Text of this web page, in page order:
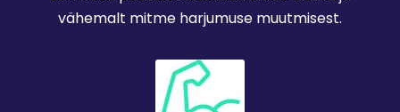
vähemalt mitme harjumuse muutmisest.